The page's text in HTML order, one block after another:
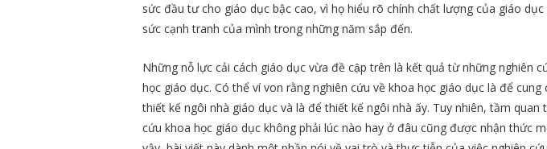
sức đầu tư cho giáo dục bậc cao, vì họ hiểu rõ chính chất lượng của giáo
sức cạnh tranh của mình trong những năm sắp đến.
Những nỗ lực cải cách giáo dục vừa đề cập trên là kết quả từ những nghiên
học giáo dục. Có thể ví von rằng nghiên cứu về khoa học giáo dục là để cung
thiết kế ngôi nhà giáo dục và là để thiết kế ngôi nhà ấy. Tuy nhiên, tầm quan
cứu khoa học giáo dục không phải lúc nào hay ở đâu cũng được nhận thức